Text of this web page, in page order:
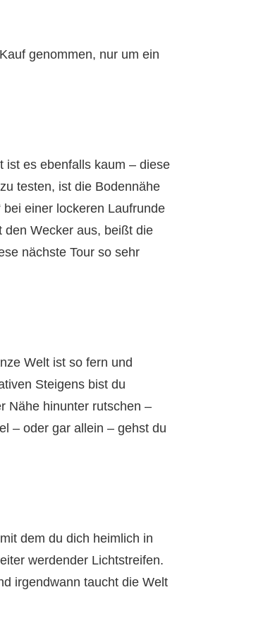
genommen, nur um ein
ist es ebenfalls kaum – diese
testen, ist die Bodennähe
einer lockeren Laufrunde
den Wecker aus, beißt die
nächste Tour so sehr
Welt ist so fern und
Steigens bist du
Nähe hinunter rutschen –
– oder gar allein – gehst du
dem du dich heimlich in
werdender Lichtstreifen.
irgendwann taucht die Welt